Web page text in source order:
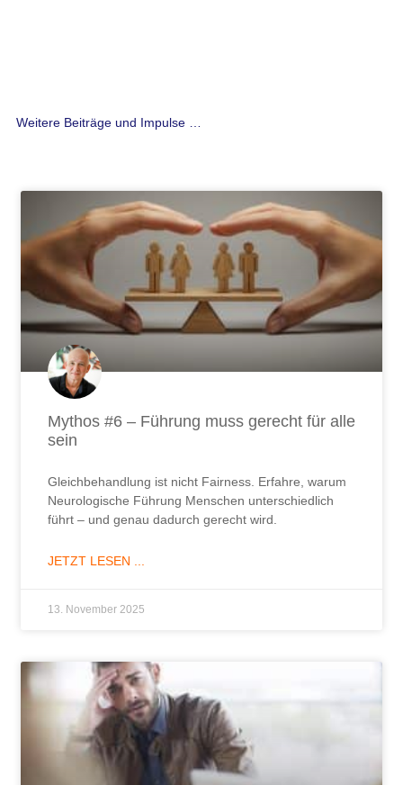
Weitere Beiträge und Impulse …
Mythos #6 – Führung muss gerecht für alle
sein
Gleichbehandlung ist nicht Fairness. Erfahre, warum
Neurologische Führung Menschen unterschiedlich
führt – und genau dadurch gerecht wird.
JETZT LESEN ...
13. November 2025
SeiteSeiteSeiteSeiteSeiteSeiteSeiteSeiteSeiteSeite
Seite Seite Seite Seite Seite Seite Seite SeiteSeite
Seite Seite Seite Seite Seite Seite Seite Seite